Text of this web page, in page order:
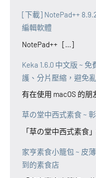
[下載] NotePad++
編輯軟體
NotePad++ [...]
Keka 1.6.0 中文版 ~
護、分片壓縮，避免
有在使用 macOS 的
草の堂中西式素食 ~
「草の堂中西式素食
家亨素食小籠包 ~ 皮
到的素食店